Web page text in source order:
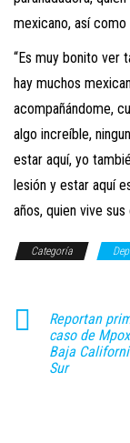
mexicano, así
“Es muy bonito ver
hay muchos
acompañándome,
algo increíble,
estar aquí, yo
lesión y estar aquí
años, quien vive
Categoría
Reportan
caso de
Baja
Sur